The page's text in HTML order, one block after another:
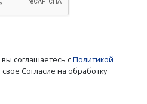
соглашаетесь сПолитикой
Согласие на обработку